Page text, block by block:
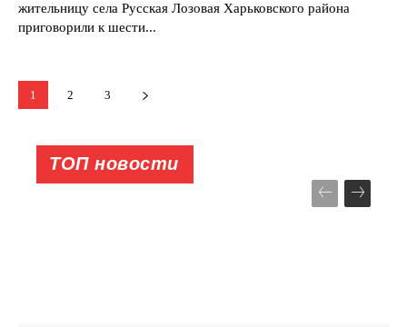
жительницу села Русская Лозовая Харьковского района
приговорили к шести...
1 2 3
ТОП новости